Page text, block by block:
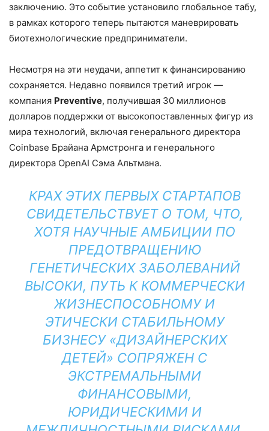
заключению. Это событие установило глобальное табу,
в рамках которого теперь пытаются маневрировать
биотехнологические предприниматели.
Несмотря на эти неудачи, аппетит к финансированию
сохраняется. Недавно появился третий игрок —
компания Preventive, получившая 30 миллионов
долларов поддержки от высокопоставленных фигур из
мира технологий, включая генерального директора
Coinbase Брайана Армстронга и генерального
директора OpenAI Сэма Альтмана.
КРАХ ЭТИХ ПЕРВЫХ СТАРТАПОВ
СВИДЕТЕЛЬСТВУЕТ О ТОМ, ЧТО,
ХОТЯ НАУЧНЫЕ АМБИЦИИ ПО
ПРЕДОТВРАЩЕНИЮ
ГЕНЕТИЧЕСКИХ ЗАБОЛЕВАНИЙ
ВЫСОКИ, ПУТЬ К КОММЕРЧЕСКИ
ЖИЗНЕСПОСОБНОМУ И
ЭТИЧЕСКИ СТАБИЛЬНОМУ
БИЗНЕСУ «ДИЗАЙНЕРСКИХ
ДЕТЕЙ» СОПРЯЖЕН С
ЭКСТРЕМАЛЬНЫМИ
ФИНАНСОВЫМИ,
ЮРИДИЧЕСКИМИ И